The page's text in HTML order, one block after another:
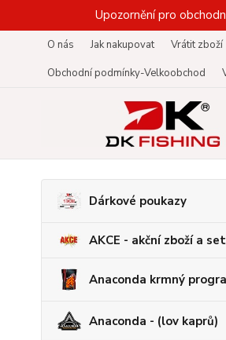
Upozornění pro
O nás Jak nakupovat Vrátit zboží
Obchodní podmínky-Velkoobchod
Dárkové poukazy
AKCE - akční zboží a
Anaconda krmný
Anaconda - (lov kaprů)